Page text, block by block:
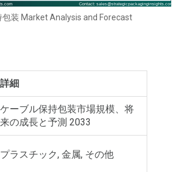
装 Market Analysis and Forecast
詳細
ケーブル保持包装市場規模、将
来の成長と予測 2033
プラスチック, 金属, その他